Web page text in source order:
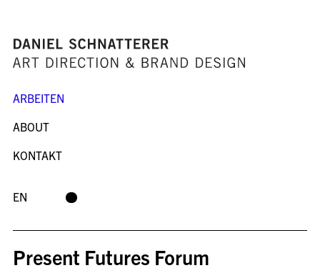
EN
ARBEITEN
ABOUT
KONTAKT
Present Futures Forum